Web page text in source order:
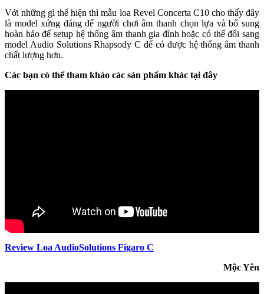
Với những gì thể hiện thì mẫu loa Revel Concerta C10 cho thấy đây
là model xứng đáng để người chơi âm thanh chọn lựa và bổ sung
hoàn hảo để setup hệ thống âm thanh gia đình hoặc có thể đổi sang
model Audio Solutions Rhapsody C để có được hệ thống âm thanh
chất lượng hơn.
Các bạn có thể tham khảo các sản phẩm khác tại đây
Review Loa AudioSolutions Figaro C
Mộc Yên